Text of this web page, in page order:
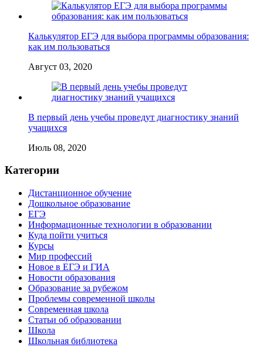
Калькулятор ЕГЭ для выбора программы образования:
как им пользоваться
Август 03, 2020
В первый день учебы проведут диагностику знаний
учащихся
Июль 08, 2020
Категории
Дистанционное обучение
Дошкольное образование
ЕГЭ
Информационные технологии в образовании
Куда пойти учиться
Курсы
Мир профессий
Новое в ЕГЭ и ГИА
Новости образования
Образование за рубежом
Проблемы современной школы
Современная школа
Статьи об образовании
Школа
Школьная библиотека